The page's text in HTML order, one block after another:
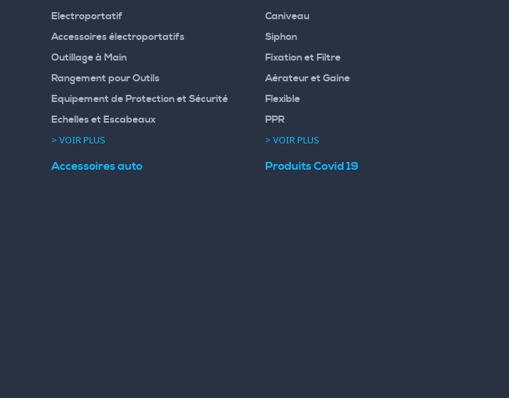
Electroportatif
Accessoires électroportatifs
Outillage à Main
Rangement pour Outils
Equipement de Protection et Sécurité
Echelles et Escabeaux
> VOIR PLUS
Caniveau
Siphon
Fixation et Filtre
Aérateur et Gaine
Flexible
PPR
> VOIR PLUS
Accessoires auto Produits Covid 19